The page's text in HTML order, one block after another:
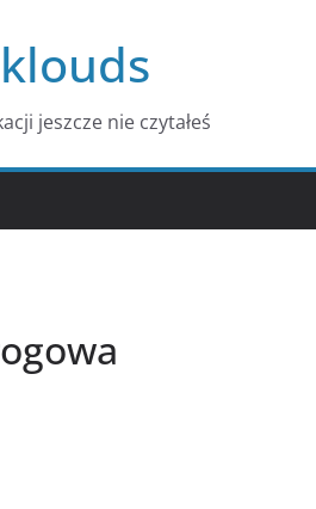
jeszcze nie czytałeś